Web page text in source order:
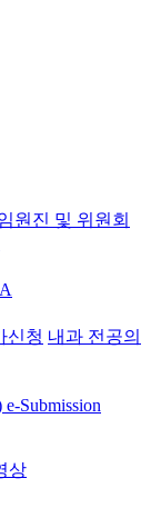
원진 및 위원회
신청 내과 전공의
e-Submission
상